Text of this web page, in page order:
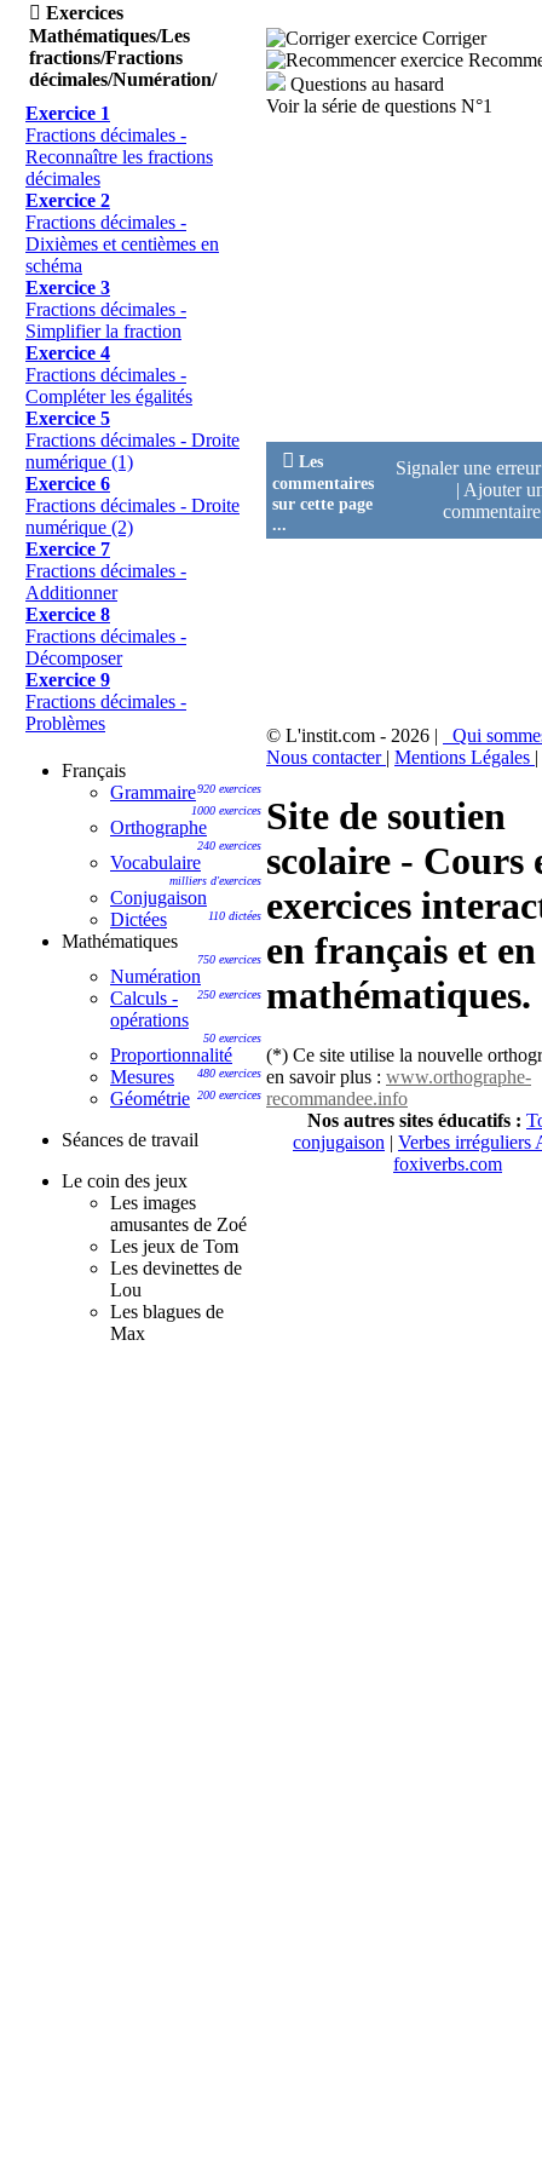
 Exercices
Mathématiques/Les
fractions/Fractions
décimales/Numération/
Exercice 1
Fractions décimales -
Reconnaître les fractions
décimales
Exercice 2
Fractions décimales -
Dixièmes et centièmes en
schéma
Exercice 3
Fractions décimales -
Simplifier la fraction
Exercice 4
Fractions décimales -
Compléter les égalités
Exercice 5
Fractions décimales - Droite
numérique (1)
Exercice 6
Fractions décimales - Droite
numérique (2)
Exercice 7
Fractions décimales -
Additionner
Exercice 8
Fractions décimales -
Décomposer
Exercice 9
Fractions décimales -
Problèmes
Français
920 exercices
Grammaire
1000 exercices
Orthographe
240 exercices
Vocabulaire
milliers d'exercices
Conjugaison
110 dictées
Dictées
Mathématiques
750 exercices
Numération
250 exercices
Calculs -
opérations
50 exercices
Proportionnalité
480 exercices
Mesures
200 exercices
Géométrie
Séances de travail
Le coin des jeux
Les images
amusantes de Zoé
Les jeux de Tom
Les devinettes de
Lou
Les blagues de
Max
Corriger
Questions au hasard
Voir la série de questions N°1
 Les
commentaires
sur cette page
...
Signaler une
| Ajouter
© L'instit.com - 2026 |
Qui
Nous contacter | Mentions Légales |
Site de soutien
scolaire - Cours
exercices
en français et en
mathématiques.
(*) Ce site utilise la nouvelle
en savoir plus : www.orthographe-
recommandee.info
Nos autres sites éducatifs :
conjugaison | Verbes irréguliers
foxiverbs.com